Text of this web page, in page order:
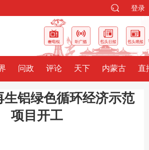
登录
问政 评论 天下 内蒙古 直
生铝绿色循环经济示范
项目开工